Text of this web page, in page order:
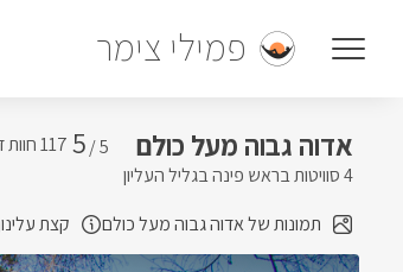
פמילי צימר
אדוה גבוה מעל כולם 5 /
5
4 סוויטות בראש פינה בגליל העליון
תמונות של אדוה גבוה מעל כולם
קצת עלינו